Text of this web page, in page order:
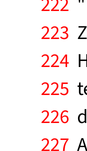
223
224
225
226
227